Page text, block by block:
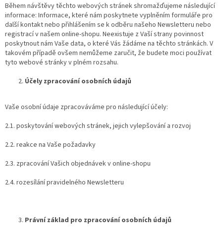
Během návštěvy těchto webových stránek shromažďujeme následující
informace: Informace, které nám poskytnete vyplněním formuláře pro
další kontakt nebo přihlášením se k odběru našeho Newsletteru nebo
registrací v našem online-shopu. Neexistuje z Vaší strany povinnost
poskytnout nám Vaše data, o které Vás žádáme na těchto stránkách. V
takovém případě ovšem nemůžeme zaručit, že budete moci používat
tyto webové stránky v plném rozsahu.
Účely zpracování osobních údajů
Vaše osobní údaje zpracováváme pro následující účely:
2.1. poskytování webových stránek, jejich vylepšování a rozvoj
2.2. reakce na Vaše požadavky
2.3. zpracování Vašich objednávek v online-shopu
2.4. rozesílání pravidelného Newsletteru
Právní základ pro zpracování osobních údajů